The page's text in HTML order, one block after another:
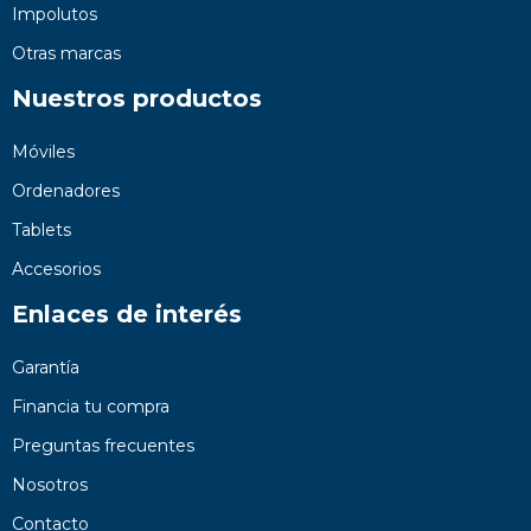
Impolutos
Otras marcas
Nuestros productos
Móviles
Ordenadores
Tablets
Accesorios
Enlaces de interés
Garantía
Financia tu compra
Preguntas frecuentes
Nosotros
Contacto